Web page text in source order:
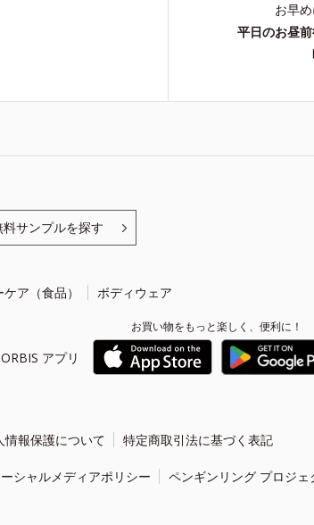
お早
平日のお昼
料サンプルを探す
ア（食品） ボディウェア
ORBIS アプリ
お買い物をもっと楽しく、便利に！
情報保護について 特定商取引法に基づく表記
シャルメディアポリシー ペンギンリング プロジェ